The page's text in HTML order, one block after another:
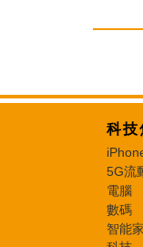
科技
5G流
電腦
數碼
智能